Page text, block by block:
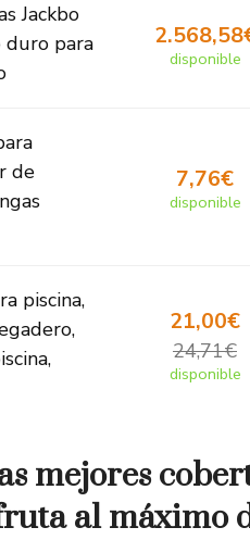
Jackbo
para
disponible
de
7,76€
disponible
piscina,
21,00€
24,71€
disponible
mejores
al máximo